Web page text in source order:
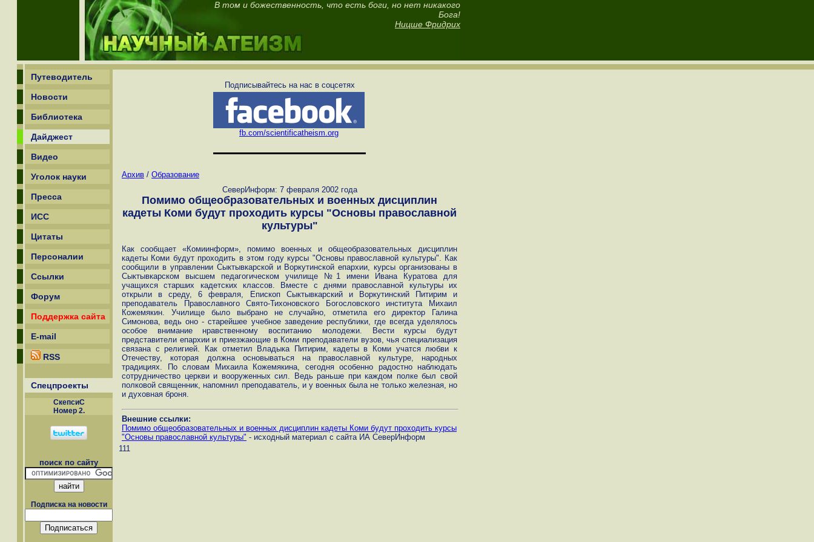
В том и божественность, что есть боги, но нет никакого
Бога!
Ницше Фридрих
Путеводитель
Новости
Библиотека
Дайджест
Видео
Уголок науки
Пресса
ИСС
Цитаты
Персоналии
Ссылки
Форум
Поддержка сайта
E-mail
RSS
Спецпроекты
СкепсиС
Номер 2.
поиск по сайту
Подписка на новости
Подписывайтесь на нас в соцсетях
fb.com/scientificatheism.org
Архив / Образование
СеверИнформ: 7 февраля 2002 года
Помимо общеобразовательных и военных дисциплин
кадеты Коми будут проходить курсы "Основы православной
культуры"
Как сообщает «Комиинформ», помимо военных и общеобразовательных дисциплин
кадеты Коми будут проходить в этом году курсы "Основы православной культуры". Как
сообщили в управлении Сыктывкарской и Воркутинской епархии, курсы организованы в
Сыктывкарском высшем педагогическом училище №1 имени Ивана Куратова для
учащихся старших кадетских классов. Вместе с днями православной культуры их
открыли в среду, 6 февраля, Епископ Сыктывкарский и Воркутинский Питирим и
преподаватель Православного Свято-Тихоновского Богословского института Михаил
Кожемякин. Училище было выбрано не случайно, отметила его директор Галина
Симонова, ведь оно - старейшее учебное заведение республики, где всегда уделялось
особое внимание нравственному воспитанию молодежи. Вести курсы будут
представители епархии и приезжающие в Коми преподаватели вузов, чья специализация
связана с религией. Как отметил Владыка Питирим, кадеты в Коми учатся любви к
Отечеству, которая должна основываться на православной культуре, народных
традициях. По словам Михаила Кожемякина, сегодня особенно радостно наблюдать
сотрудничество церкви и вооруженных сил. Ведь раньше при каждом полке был свой
полковой священник, напомнил преподаватель, и у военных была не только железная, но
и духовная броня.
Внешние ссылки:
Помимо общеобразовательных и военных дисциплин кадеты Коми будут проходить курсы
"Основы православной культуры" - исходный материал с сайта ИА СеверИнформ
111